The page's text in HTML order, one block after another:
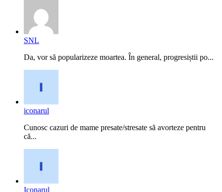
SNL
Da, vor să popularizeze moartea. În general, progresiștii po...
iconarul
Cunosc cazuri de mame presate/stresate să avorteze pentru
că...
Iconarul